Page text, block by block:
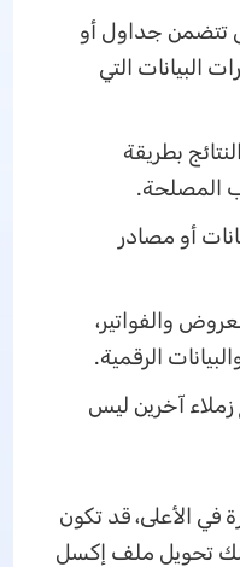
تتضمن جداول أو
البيانات التي
بطريقة
المصلحة.
أو مصادر
والفواتير،
الرقمية.
آخرين ليس
في الأعلى، قد تكون
تحويل ملف إكسل